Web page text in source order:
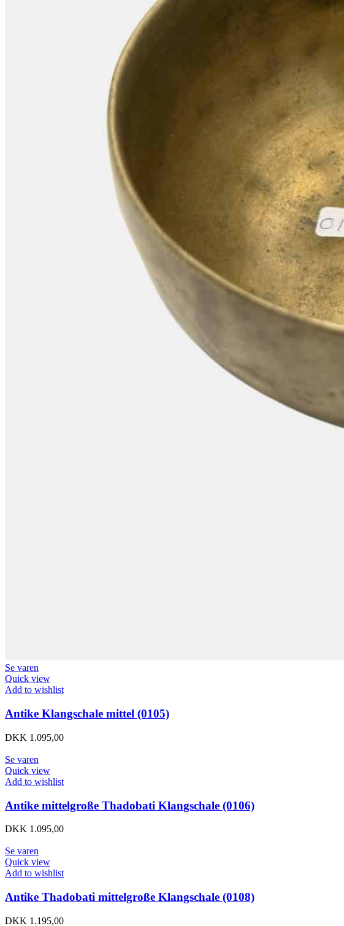
Se varen
Quick view
Add to wishlist
Antike Klangschale mittel (0105)
DKK 1.095,00
Se varen
Quick view
Add to wishlist
Antike mittelgroße Thadobati Klangschale (0106)
DKK 1.095,00
Se varen
Quick view
Add to wishlist
Antike Thadobati mittelgroße Klangschale (0108)
DKK 1.195,00